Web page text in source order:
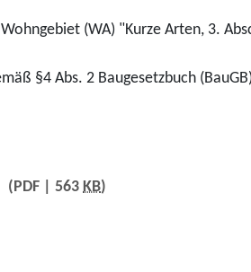
(WA) "Kurze Arten, 3.
§4 Abs. 2 Baugesetzbuch
(PDF | 563 KB)